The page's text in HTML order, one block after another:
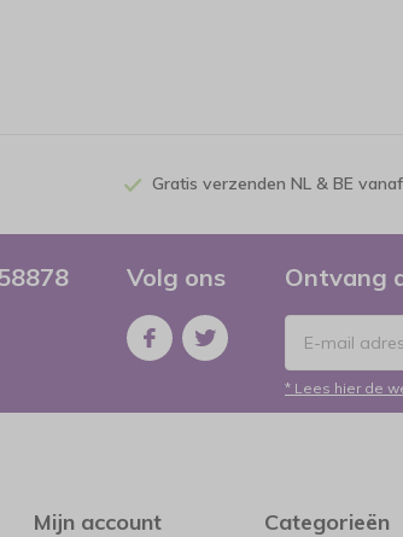
Gratis verzenden NL & BE
Volg ons Ontvang
* Lees hier de
Mijn account Categorieën